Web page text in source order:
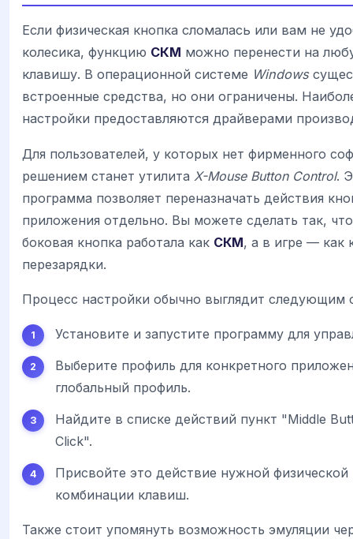
Если физическая кнопка сломалась или вам не
колесика, функцию СКМ можно перенести на
клавишу. В операционной системе Windows
встроенные средства, но они ограничены.
настройки предоставляются драйверами
Для пользователей, у которых нет фирменного
решением станет утилита X-Mouse Button Control.
программа позволяет переназначать действия
приложения отдельно. Вы можете сделать так,
боковая кнопка работала как СКМ, а в игре — как
перезарядки.
Процесс настройки обычно выглядит следующим
Установите и запустите программу для
Выберите профиль для конкретного
глобальный профиль.
Найдите в списке действий пункт "Middle
Click".
Присвойте это действие нужной физической
комбинации клавиш.
Также стоит упомянуть возможность эмуляции